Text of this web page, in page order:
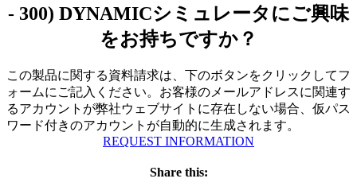
- 300) DYNAMICシミュレータにご興味
をお持ちですか？
この製品に関する資料請求は、下のボタンをクリックしてフ
ォームにご記入ください。お客様のメールアドレスに関連す
るアカウントが弊社ウェブサイトに存在しない場合、仮パス
ワード付きのアカウントが自動的に生成されます。
REQUEST INFORMATION
Share this: